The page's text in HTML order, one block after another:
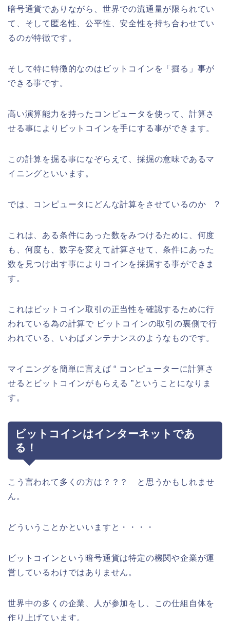
暗号通貨でありながら、世界での流通量が限られてい
て、そして匿名性、公平性、安全性を持ち合わせてい
るのが特徴です。
そして特に特徴的なのはビットコインを「掘る」事が
できる事です。
高い演算能力を持ったコンピュータを使って、計算さ
せる事によりビットコインを手にする事ができます。
この計算を掘る事になぞらえて、採掘の意味であるマ
イニングといいます。
では、コンピュータにどんな計算をさせているのか ?
これは、ある条件にあった数をみつけるために、何度
も、何度も、数字を変えて計算させて、条件にあった
数を見つけ出す事によりコインを採掘する事ができま
す。
これはビットコイン取引の正当性を確認するために行
われている為の計算で ビットコインの取引の裏側で行
われている、いわばメンテナンスのようなものです。
マイニングを簡単に言えば “ コンピューターに計算さ
せるとビットコインがもらえる ”ということになりま
す。
ビットコインはインターネットであ
る！
こう言われて多くの方は？？？ と思うかもしれませ
ん。
どういうことかといいますと・・・・
ビットコインという暗号通貨は特定の機関や企業が運
営しているわけではありません。
世界中の多くの企業、人が参加をし、この仕組自体を
作り上げています。